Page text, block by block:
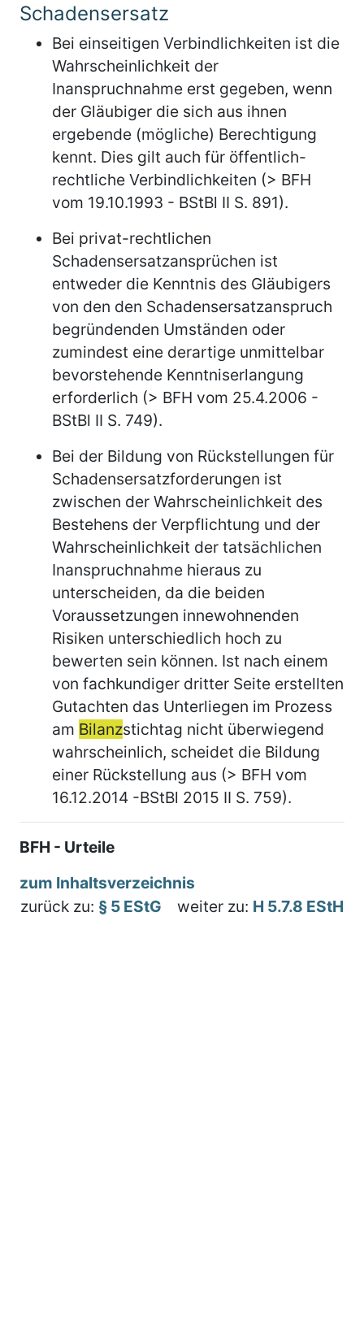
Schadensersatz
Bei einseitigen Verbindlichkeiten ist die
Wahrscheinlichkeit der
Inanspruchnahme erst gegeben, wenn
der Gläubiger die sich aus ihnen
ergebende (mögliche) Berechtigung
kennt. Dies gilt auch für öffentlich-
rechtliche Verbindlichkeiten (> BFH
vom 19.10.1993 - BStBl II S. 891).
Bei privat-rechtlichen
Schadensersatzansprüchen ist
entweder die Kenntnis des Gläubigers
von den den Schadensersatzanspruch
begründenden Umständen oder
zumindest eine derartige unmittelbar
bevorstehende Kenntniserlangung
erforderlich (> BFH vom 25.4.2006 -
BStBl II S. 749).
Bei der Bildung von Rückstellungen für
Schadensersatzforderungen ist
zwischen der Wahrscheinlichkeit des
Bestehens der Verpflichtung und der
Wahrscheinlichkeit der tatsächlichen
Inanspruchnahme hieraus zu
unterscheiden, da die beiden
Voraussetzungen innewohnenden
Risiken unterschiedlich hoch zu
bewerten sein können. Ist nach einem
von fachkundiger dritter Seite erstellten
Gutachten das Unterliegen im Prozess
am Bilanzstichtag nicht überwiegend
wahrscheinlich, scheidet die Bildung
einer Rückstellung aus (> BFH vom
16.12.2014 -BStBl 2015 II S. 759).
BFH - Urteile
zum Inhaltsverzeichnis
zurück zu: § 5 EStG weiter zu: H 5.7.8 EStH